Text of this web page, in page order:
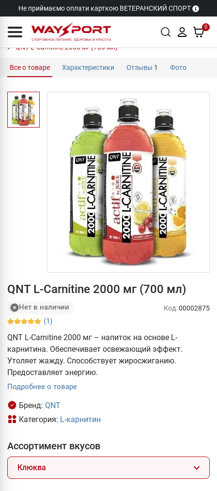
Не приймаємо оплати карткою ВЕТЕРАНСКИЙ СПОРТ
0
QNT L-Carnitine 2000 мг (700 мл)
Все о товаре Характеристики Отзывы 1 Фото
QNT L-Carnitine 2000 мг (700 мл)
Нет в наличии
(1)
Код:00002875
QNT L-Carnitine 2000 мг – напиток на основе L-
карнитина. Обеспечивает освежающий эффект.
Утоляет жажду. Способствует жиросжиганию.
Предоставляет энергию.
Подробнее о товаре
Бренд: QNT
Категория: L-карнитин
Ассортимент вкусов
Клюква